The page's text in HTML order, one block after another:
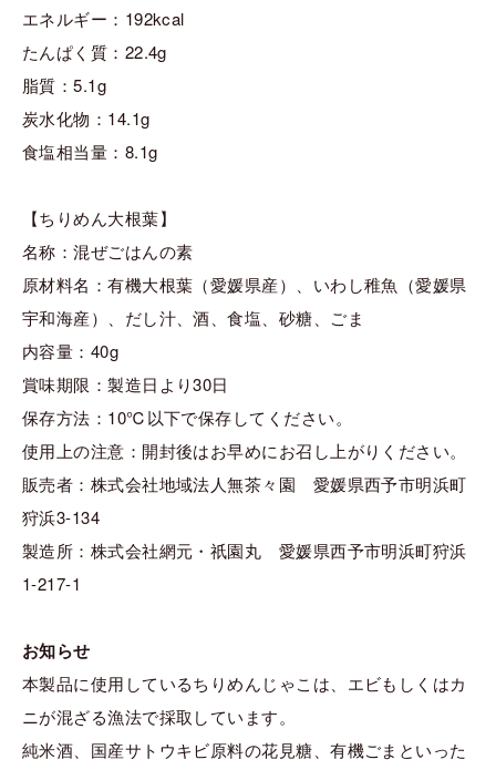
エネルギー：192kcal
たんぱく質：22.4g
脂質：5.1g
炭水化物：14.1g
食塩相当量：8.1g
【ちりめん大根葉】
名称：混ぜごはんの素
原材料名：有機大根葉（愛媛県産）、いわし稚魚（愛媛県
宇和海産）、だし汁、酒、食塩、砂糖、ごま
内容量：40g
賞味期限：製造日より30日
保存方法：10℃以下で保存してください。
使用上の注意：開封後はお早めにお召し上がりください。
販売者：株式会社地域法人無茶々園 愛媛県西予市明浜町
狩浜3-134
製造所：株式会社網元・祇園丸 愛媛県西予市明浜町狩浜
1-217-1
お知らせ
本製品に使用しているちりめんじゃこは、エビもしくはカ
ニが混ざる漁法で採取しています。
純米酒、国産サトウキビ原料の花見糖、有機ごまといった